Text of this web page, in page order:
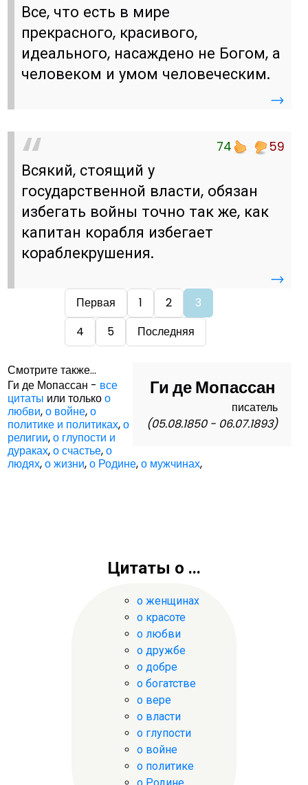
Все, что есть в мире
прекрасного, красивого,
идеального, насаждено не Богом, а
человеком и умом человеческим.
→
74 59
Всякий, стоящий у
государственной власти, обязан
избегать войны точно так же, как
капитан корабля избегает
кораблекрушения.
→
Первая 1 2
3
4
5 Последняя
Ги де Мопассан
писатель
(05.08.1850 - 06.07.1893)
Смотрите также...
Ги де Мопассан - все
цитаты или толькоо
любви,о войне,о
политике и политиках,о
религии,о глупости и
дураках,о счастье,о
людях,о жизни,о Родине,о мужчинах,
Цитаты о ...
о женщинах
о красоте
о любви
о дружбе
о добре
о богатстве
о вере
о власти
о глупости
о войне
о политике
о Родине